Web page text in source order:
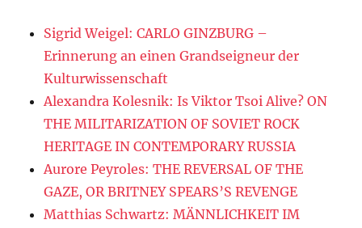
Sigrid Weigel: CARLO GINZBURG –
Erinnerung an einen Grandseigneur der
Kulturwissenschaft
Alexandra Kolesnik: Is Viktor Tsoi Alive? ON
THE MILITARIZATION OF SOVIET ROCK
HERITAGE IN CONTEMPORARY RUSSIA
Aurore Peyroles: THE REVERSAL OF THE
GAZE, OR BRITNEY SPEARS’S REVENGE
Matthias Schwartz: MÄNNLICHKEIT IM